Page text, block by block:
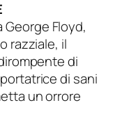
Floyd,
razziale, il
di
di sani
un orrore